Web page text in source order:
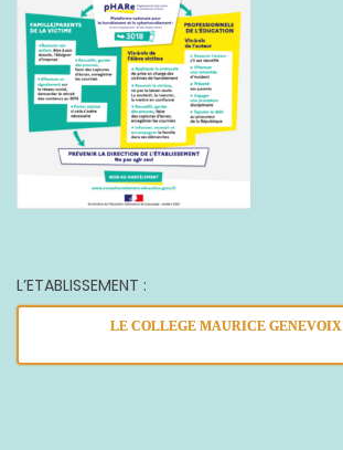
L’ETABLISSEMENT :
LE COLLEGE MAURICE GENEVOIX